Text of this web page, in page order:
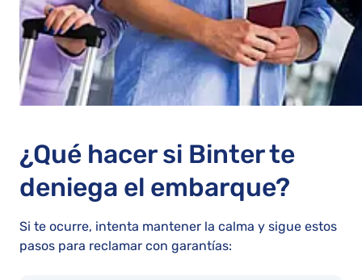
¿Qué hacer si Binter te
deniega el embarque?
Si te ocurre, intenta mantener la calma y sigue estos
pasos para reclamar con garantías: